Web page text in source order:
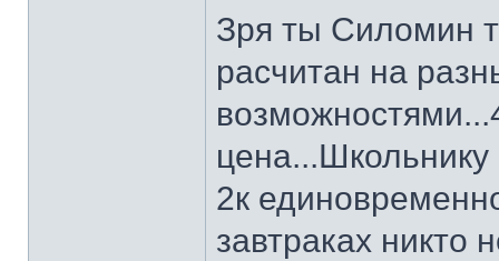
Зря ты Силомин
расчитан на
цена...Школьнику
2к
завтраках никто